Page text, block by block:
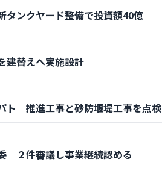
ンクヤード整備で投資額40億
替えへ実施設計
ト 推進工事と砂防堰堤工事を点検
２件審議し事業継続認める